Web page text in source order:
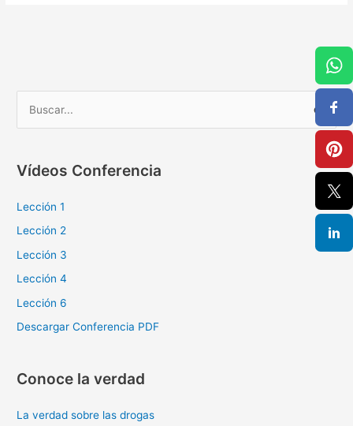
c
o
r
:
Vídeos Conferencia
Lección 1
Lección 2
Lección 3
Lección 4
Lección 6
Descargar Conferencia PDF
Conoce la verdad
La verdad sobre las drogas